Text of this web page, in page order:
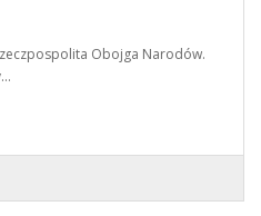
Obojga Narodów.